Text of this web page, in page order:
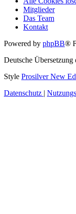
Mitglieder
Das Team
Kontakt
Powered by phpBB®
Deutsche Übersetzung
Style Prosilver New
Datenschutz |